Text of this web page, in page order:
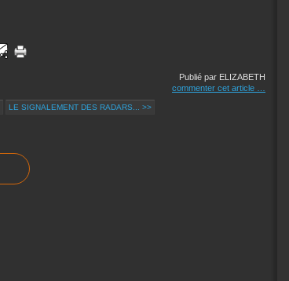
Publié par ELIZABETH
commenter cet article
LE SIGNALEMENT DES RADARS... >>